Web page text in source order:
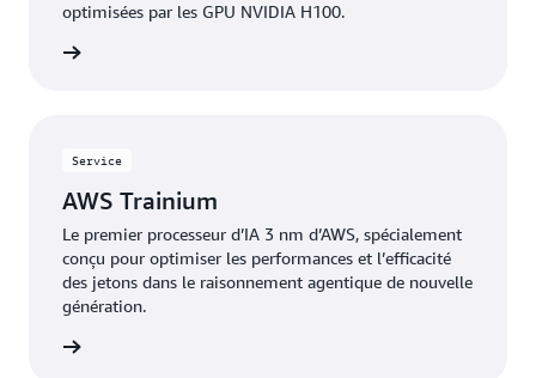
optimisées par les GPU NVIDIA H100.
Service
AWS Trainium
Le premier processeur d’IA 3 nm d’AWS, spécialement
conçu pour optimiser les performances et l’efficacité
des jetons dans le raisonnement agentique de nouvelle
génération.